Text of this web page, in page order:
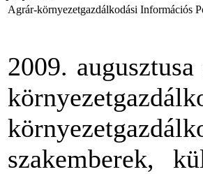
Agrár-környezetgazdálkodási Információs
2009.
szakemberek,